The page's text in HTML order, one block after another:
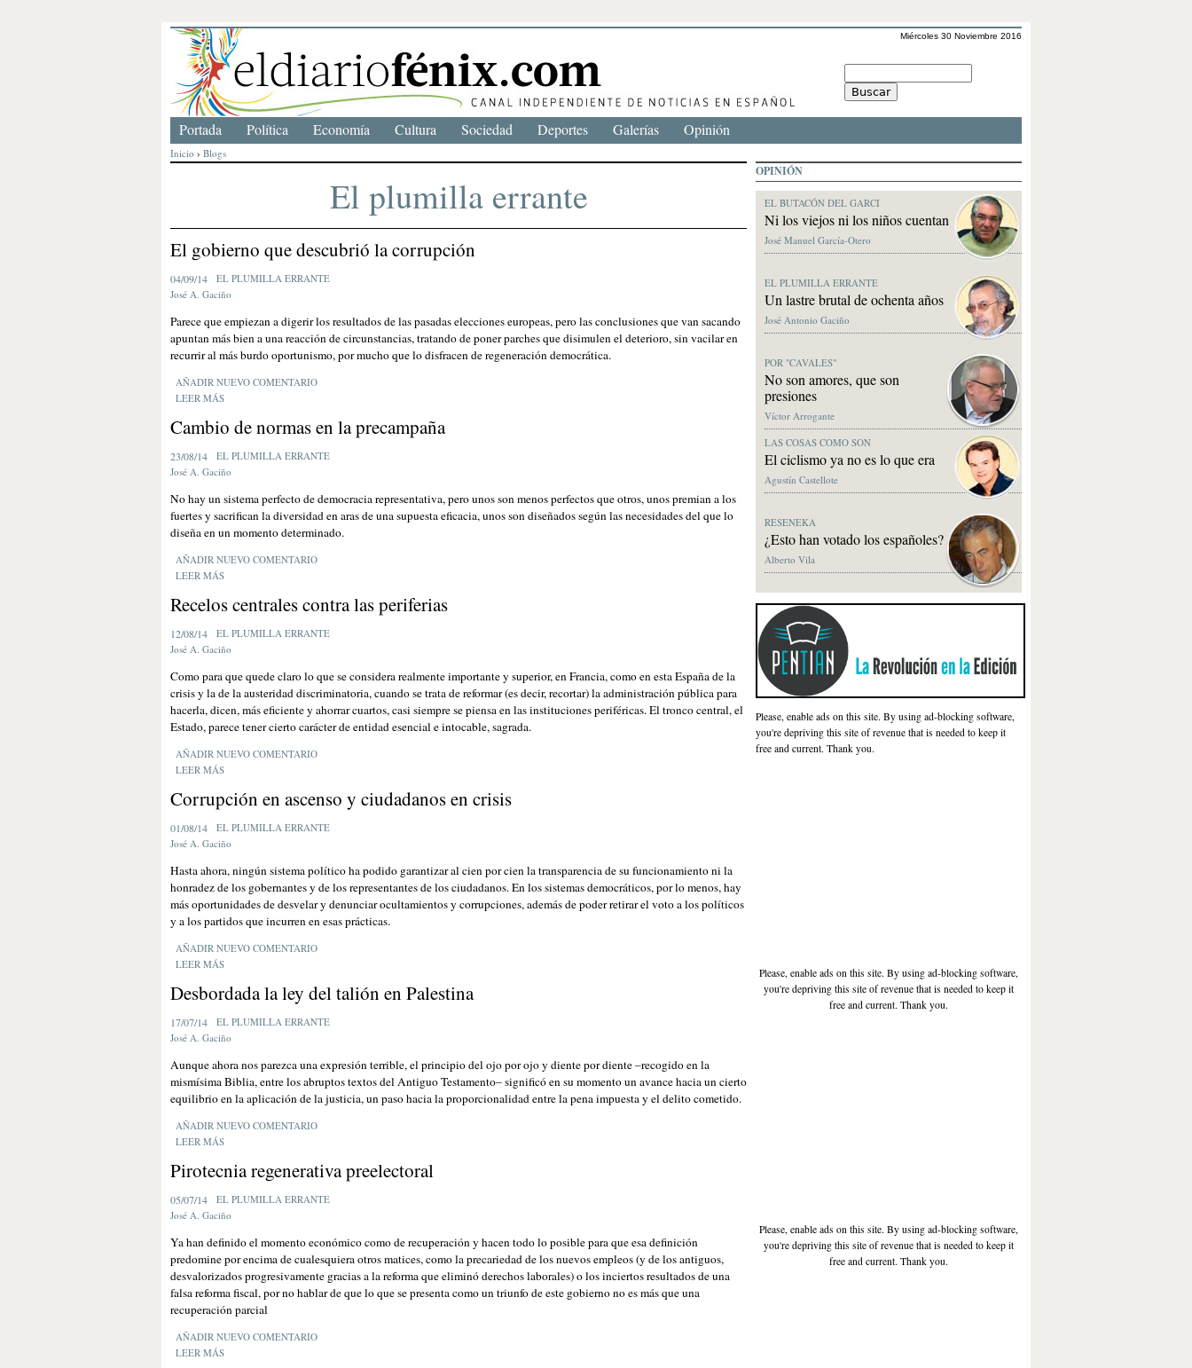
Miércoles 30 Noviembre 2016
Inicio › Blogs
El plumilla errante
El gobierno que descubrió la corrupción
04/09/14
EL PLUMILLA ERRANTE
José A. Gaciño
Parece que empiezan a digerir los resultados de las pasadas elecciones europeas, pero las conclusiones que van sacando
apuntan más bien a una reacción de circunstancias, tratando de poner parches que disimulen el deterioro, sin vacilar en
recurrir al más burdo oportunismo, por mucho que lo disfracen de regeneración democrática.
AÑADIR NUEVO COMENTARIO
LEER MÁS
Cambio de normas en la precampaña
23/08/14
EL PLUMILLA ERRANTE
José A. Gaciño
No hay un sistema perfecto de democracia representativa, pero unos son menos perfectos que otros, unos premian a los
fuertes y sacrifican la diversidad en aras de una supuesta eficacia, unos son diseñados según las necesidades del que lo
diseña en un momento determinado.
AÑADIR NUEVO COMENTARIO
LEER MÁS
Recelos centrales contra las periferias
12/08/14
EL PLUMILLA ERRANTE
José A. Gaciño
Como para que quede claro lo que se considera realmente importante y superior, en Francia, como en esta España de la
crisis y la de la austeridad discriminatoria, cuando se trata de reformar (es decir, recortar) la administración pública para
hacerla, dicen, más eficiente y ahorrar cuartos, casi siempre se piensa en las instituciones periféricas. El tronco central, el
Estado, parece tener cierto carácter de entidad esencial e intocable, sagrada.
AÑADIR NUEVO COMENTARIO
LEER MÁS
Corrupción en ascenso y ciudadanos en crisis
01/08/14
EL PLUMILLA ERRANTE
José A. Gaciño
Hasta ahora, ningún sistema político ha podido garantizar al cien por cien la transparencia de su funcionamiento ni la
honradez de los gobernantes y de los representantes de los ciudadanos. En los sistemas democráticos, por lo menos, hay
más oportunidades de desvelar y denunciar ocultamientos y corrupciones, además de poder retirar el voto a los políticos
y a los partidos que incurren en esas prácticas.
AÑADIR NUEVO COMENTARIO
LEER MÁS
Desbordada la ley del talión en Palestina
17/07/14
EL PLUMILLA ERRANTE
José A. Gaciño
Aunque ahora nos parezca una expresión terrible, el principio del ojo por ojo y diente por diente –recogido en la
mismísima Biblia, entre los abruptos textos del Antiguo Testamento– significó en su momento un avance hacia un cierto
equilibrio en la aplicación de la justicia, un paso hacia la proporcionalidad entre la pena impuesta y el delito cometido.
AÑADIR NUEVO COMENTARIO
LEER MÁS
Pirotecnia regenerativa preelectoral
05/07/14
EL PLUMILLA ERRANTE
José A. Gaciño
Ya han definido el momento económico como de recuperación y hacen todo lo posible para que esa definición
predomine por encima de cualesquiera otros matices, como la precariedad de los nuevos empleos (y de los antiguos,
desvalorizados progresivamente gracias a la reforma que eliminó derechos laborales) o los inciertos resultados de una
falsa reforma fiscal, por no hablar de que lo que se presenta como un triunfo de este gobierno no es más que una
recuperación parcial
AÑADIR NUEVO COMENTARIO
LEER MÁS
Portada Política Economía Cultura Sociedad Deportes Galerías Opinión
OPINIÓN
EL BUTACÓN DEL GARCI
Ni los viejos ni los niños cuentan
José Manuel García-Otero
EL PLUMILLA ERRANTE
Un lastre brutal de ochenta años
José Antonio Gaciño
POR "CAVALES"
No son amores, que son
presiones
Víctor Arrogante
LAS COSAS COMO SON
El ciclismo ya no es lo que era
Agustín Castellote
RESENEKA
¿Esto han votado los españoles?
Alberto Vila
Please, enable ads on this site. By using ad-blocking software,
you're depriving this site of revenue that is needed to keep it
free and current. Thank you.
Please, enable ads on this site. By using ad-blocking software,
you're depriving this site of revenue that is needed to keep it
free and current. Thank you.
Please, enable ads on this site. By using ad-blocking software,
you're depriving this site of revenue that is needed to keep it
free and current. Thank you.